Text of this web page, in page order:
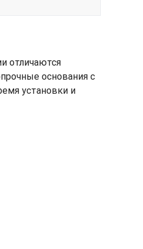
отличаются
основания с
установки и